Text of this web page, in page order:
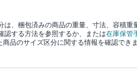
は、梱包済みの商品の重量、寸法、容積重
認する方法を参照するか、または在庫保管
商品のサイズ区分に関する情報を確認でき